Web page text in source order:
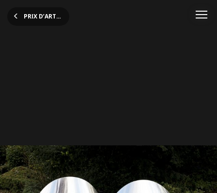
PRIX D’ART ROBERT SCHUMAN 2019